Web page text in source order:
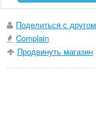
Поделиться с другом
Complain
Продвинуть магазин